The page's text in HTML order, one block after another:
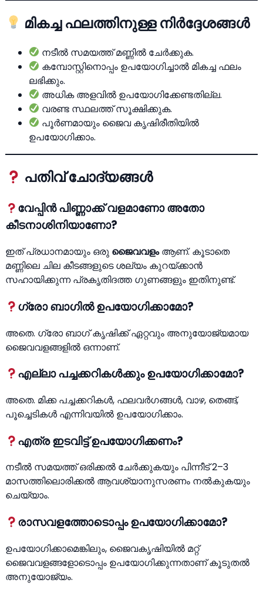
മികച്ച ഫലത്തിനുള്ള നിര്‍ദ്ദേശങ്ങള്‍
നടീല്‍ സമയത്ത് മണ്ണില്‍ ചേര്‍ക്കുക.
കമ്പോസ്റ്റിനൊപ്പം ഉപയോഗിച്ചാല്‍ മികച്ച ഫലം
ലഭിക്കും.
അധിക അളവില്‍ ഉപയോഗിക്കേണ്ടതില്ല.
വരണ്ട സ്ഥലത്ത് സൂക്ഷിക്കുക.
പൂര്‍ണമായും ജൈവ കൃഷിരീതിയില്‍
ഉപയോഗിക്കാം.
പതിവ് ചോദ്യങ്ങള്‍
വേപ്പിന്‍ പിണ്ണാക്ക് വളമാണോ അതോ
കീടനാശിനിയാണോ?
ഇത് പ്രധാനമായും ഒരു ജൈവവളംആണ്. കൂടാതെ
മണ്ണിലെ ചില കീടങ്ങളുടെ ശല്യം കുറയ്ക്കാന്‍
സഹായിക്കുന്ന പ്രകൃതിദത്ത ഗുണങ്ങളും ഇതിനുണ്ട്.
ഗ്രോ ബാഗില്‍ ഉപയോഗിക്കാമോ?
അതെ. ഗ്രോ ബാഗ് കൃഷിക്ക് ഏറ്റവും അനുയോജ്യമായ
ജൈവവളങ്ങളില്‍ ഒന്നാണ്.
എല്ലാ പച്ചക്കറികള്‍ക്കും ഉപയോഗിക്കാമോ?
അതെ. മിക്ക പച്ചക്കറികള്‍, ഫലവര്‍ഗങ്ങള്‍, വാഴ, തെങ്ങ്,
പൂച്ചെടികള്‍ എന്നിവയില്‍ ഉപയോഗിക്കാം.
എത്ര ഇടവിട്ട് ഉപയോഗിക്കണം?
നടീല്‍ സമയത്ത് ഒരിക്കല്‍ ചേര്‍ക്കുകയും പിന്നീട് 2–3
മാസത്തിലൊരിക്കല്‍ ആവശ്യാനുസരണം നല്‍കുകയും
ചെയ്യാം.
രാസവളത്തോടൊപ്പം ഉപയോഗിക്കാമോ?
ഉപയോഗിക്കാമെങ്കിലും, ജൈവകൃഷിയില്‍ മറ്റ്
ജൈവവളങ്ങളോടൊപ്പം ഉപയോഗിക്കുന്നതാണ് കൂടുതല്‍
അനുയോജ്യം.